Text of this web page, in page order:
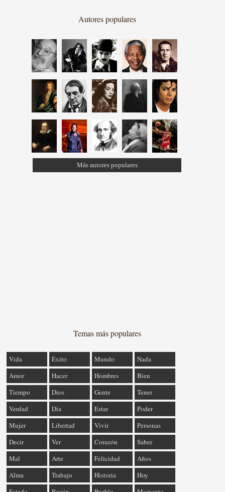
Autores populares
Más autores populares
Temas más populares
Vida Éxito Mundo
Nada
Amor
Hacer Hombres
Bien
Tiempo
Dios Gente
Tener
Verdad
Día Estar
Poder
Mujer
Libertad Vivir
Personas
Decir
Ver Corazón
Saber
Mal
Arte Felicidad
Años
Alma
Trabajo Historia
Hoy